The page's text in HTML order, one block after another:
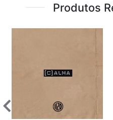
Produtos